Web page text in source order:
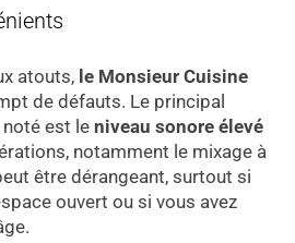
atouts, le Monsieur Cuisine
de défauts. Le principal
noté est le niveau sonore élevé
notamment le mixage à
être dérangeant, surtout si
ouvert ou si vous avez